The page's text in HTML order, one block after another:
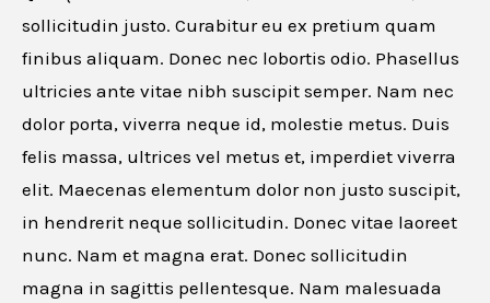
sollicitudin justo. Curabitur eu ex pretium quam
finibus aliquam. Donec nec lobortis odio. Phasellus
ultricies ante vitae nibh suscipit semper. Nam nec
dolor porta, viverra neque id, molestie metus. Duis
felis massa, ultrices vel metus et, imperdiet viverra
elit. Maecenas elementum dolor non justo suscipit,
in hendrerit neque sollicitudin. Donec vitae laoreet
nunc. Nam et magna erat. Donec sollicitudin
magna in sagittis pellentesque. Nam malesuada